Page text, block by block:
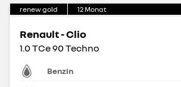
renew gold 12Monat
Renault - Clio
1.0 TCe 90 Techno
Benzin